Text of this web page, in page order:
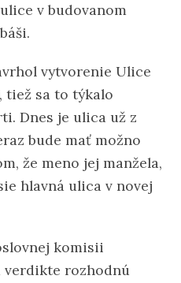
v budovanom
vytvorenie Ulice
tiež sa to týkalo
Dnes je ulica už z
bude mať možno
že meno jej manžela,
hlavná ulica v novej
komisii
verdikte rozhodnú